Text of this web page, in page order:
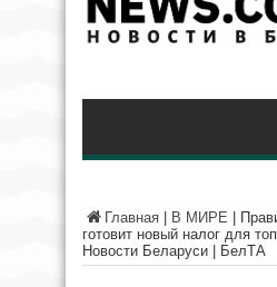
Главная В МИРЕ
готовит новый налог для
Новости Беларуси | БелТА